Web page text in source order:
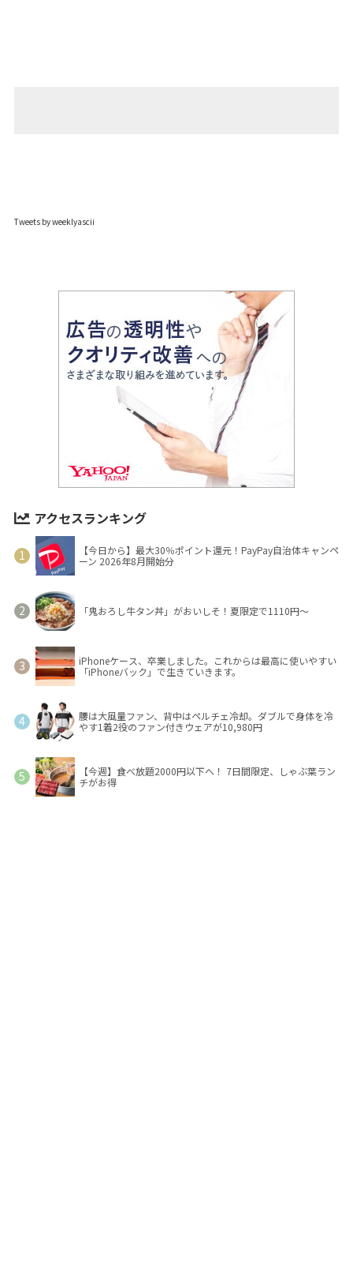
Tweets by weeklyascii
アクセスランキング
【今日から】最大30％ポイント還元！PayPay自治体キャンペ
ーン 2026年8月開始分
「鬼おろし牛タン丼」がおいしそ！夏限定で1110円～
iPhoneケース、卒業しました。これからは最高に使いやすい
「iPhoneバック」で生きていきます。
腰は大風量ファン、背中はペルチェ冷却。ダブルで身体を冷
やす1着2役のファン付きウェアが10,980円
【今週】食べ放題2000円以下へ！ 7日間限定、しゃぶ葉ラン
チがお得